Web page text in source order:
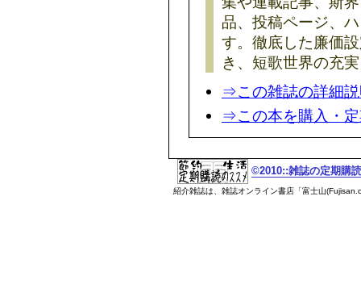
品、投稿ページ、
す。徹底した廉価
き、短歌世界の充
⇒この雑誌の詳細
⇒この本を購入・
©2010::雑誌の定期購
紹介雑誌は、雑誌オンライン書店「富士山